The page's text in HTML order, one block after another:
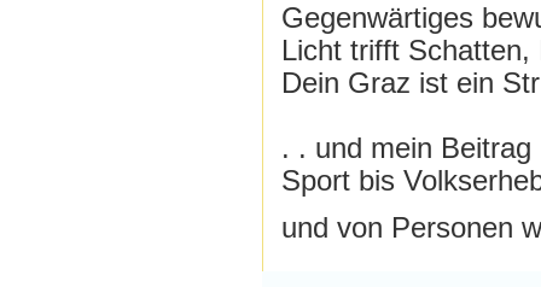
Gegenwärtiges
Licht trifft Schatten,
Dein Graz ist ein
. . und mein Beitrag
Sport bis
und von Personen